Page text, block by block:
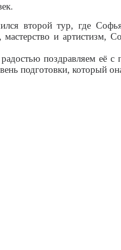
второй тур, где
и артистизм,
поздравляем её с
подготовки, который